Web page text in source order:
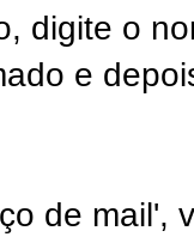
digite o
e
de mail',